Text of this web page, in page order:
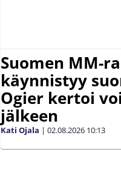
Suomen MM-
käynnistyy
Ogier kertoi
jälkeen
Kati Ojala | 02.08.2026 10:13